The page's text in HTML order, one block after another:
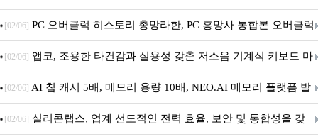
데이트!
[02/06] PC 오버클럭 히스토리 총망라한, PC 흥망사 통합본 오버클럭
특집(1-4편)
[02/06] 앱코, 조용한 타건감과 실용성 갖춘 저소음 기계식 키보드 마
우스 세트 'KM580' 출시
[02/06] AI 칩 캐시 5배, 메모리 용량 10배, NEO.AI 메모리 플랫폼 발
표
[02/06] 실리콘랩스, 업계 선도적인 전력 효율, 보안 및 통합성을 갖